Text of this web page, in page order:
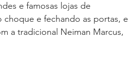
e famosas lojas de
e fechando as portas, e
a tradicional Neiman Marcus,